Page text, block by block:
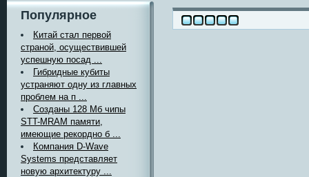
Популярное
Китай стал первой
страной, осуществившей
успешную посад ...
Гибридные кубиты
устраняют одну из главных
проблем на п ...
Созданы 128 Мб чипы
STT-MRAM памяти,
имеющие рекордно б ...
Компания D-Wave
Systems представляет
новую архитектуру ...